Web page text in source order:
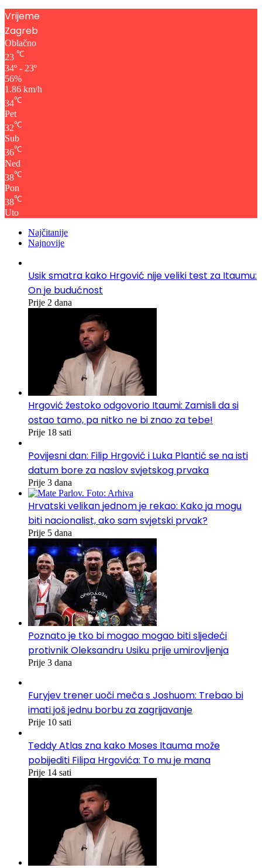
Vrijeme
Zagreb
Oblačno
23 ℃
34º - 23º
56%
1.86 km/h
34℃
Pet
32℃
Sub
36℃
Ned
38℃
Pon
38℃
Uto
Najčitanije
Najnovije
Usik smatra kako Hrgović nije veliki test za Itaumu:
On je budućnost
Prije 2 dana
Hrgović žestoko odgovorio Itaumi: Zamisli da si
ostao tamo, pa nitko ne bi znao za tebe!
Prije 18 sati
Povijesni dan: Filip Hrgović i Luka Plantić se na isti
datum bore za naslov svjetskog prvaka
Prije 3 dana
Hrvatski velikan jednom je rekao: Kako ja mogu
biti nacionalist, ako sam svjetski prvak?
Prije 5 dana
Poznato je tko bi mogao mogao biti sljedeći
protivnik Oleksandru Usiku prije umirovljenja
Prije 3 dana
Furyjev trener uoči meča s Joshuom: Trebao bi
imati još jednu borbu za zagrijavanje
Prije 10 sati
Teddy Atlas zna kako Moses Itauma može
pobijediti Filipa Hrgovića: To mu je mana
Prije 14 sati